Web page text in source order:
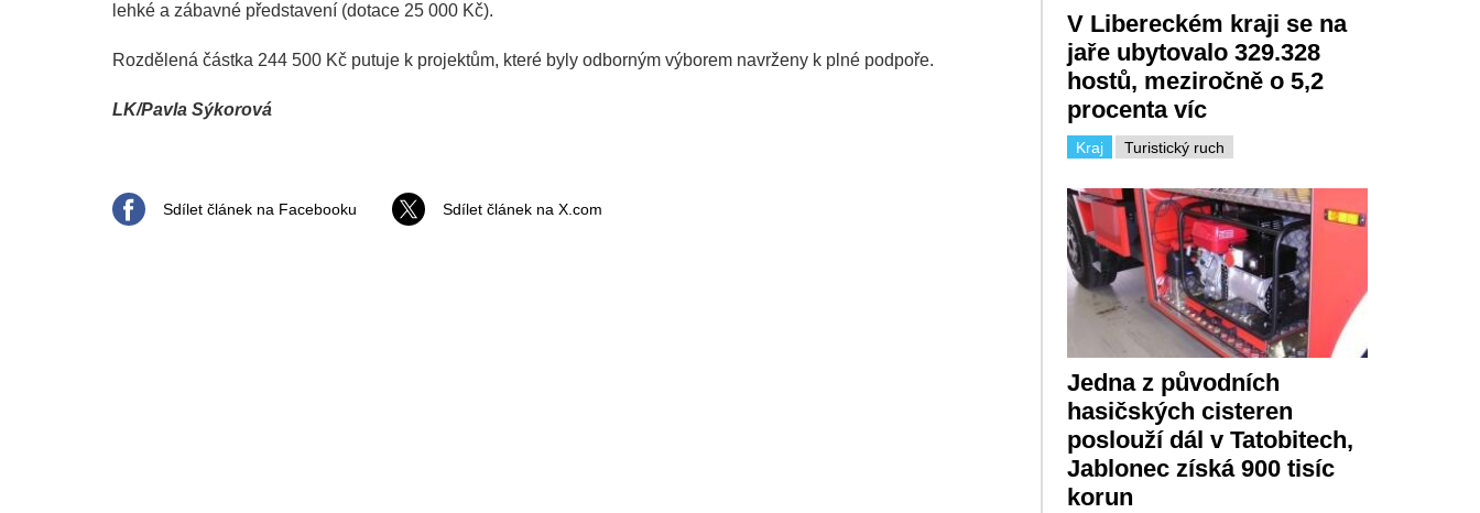
lehké a zábavné představení (dotace 25 000 Kč).
Rozdělená částka 244 500 Kč putuje k projektům, které byly odborným výborem navrženy k plné podpoře.
LK/Pavla Sýkorová
Sdílet článek na Facebooku Sdílet článek na X.com
V Libereckém kraji se na
jaře ubytovalo 329.328
hostů, meziročně o 5,2
procenta víc
Kraj Turistický ruch
Jedna z původních
hasičských cisteren
poslouží dál v Tatobitech,
Jablonec získá 900 tisíc
korun